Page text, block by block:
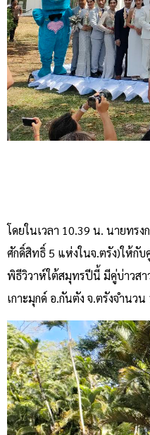
โดยในเวลา 10.39 น. นายทร
ศักดิ์สิทธิ์ 5 แห่งในจ.ตรัง)ให้กั
พิธีวิวาห์ใต้สมุทรปีนี้ มีคู่บ่าวสา
เกาะมุกด์ อ.กันตัง จ.ตรังจำนว